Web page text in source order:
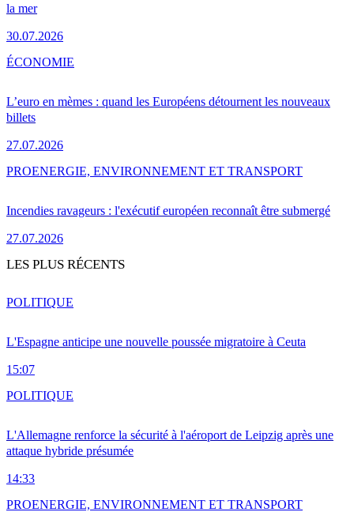
la mer
30.07.2026
L’euro en mèmes : quand les Européens détournent les nouveaux
billets
27.07.2026
ÉCONOMIE
Incendies ravageurs : l'exécutif européen reconnaît être submergé
27.07.2026
PROENERGIE, ENVIRONNEMENT ET TRANSPORT
LES PLUS RÉCENTS
L'Espagne anticipe une nouvelle poussée migratoire à Ceuta
15:07
POLITIQUE
L'Allemagne renforce la sécurité à l'aéroport de Leipzig après une
attaque hybride présumée
14:33
POLITIQUE
PROENERGIE, ENVIRONNEMENT ET TRANSPORT